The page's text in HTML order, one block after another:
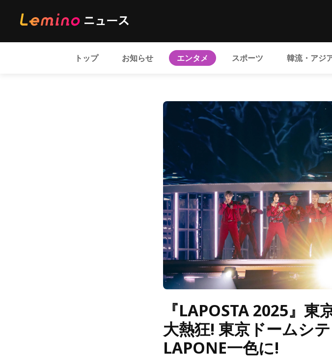
トップ お知らせ エンタメ スポーツ 韓流・アジ
『LAPOSTA 2025』
大熱狂! 東京ドームシ
LAPONE一色に!